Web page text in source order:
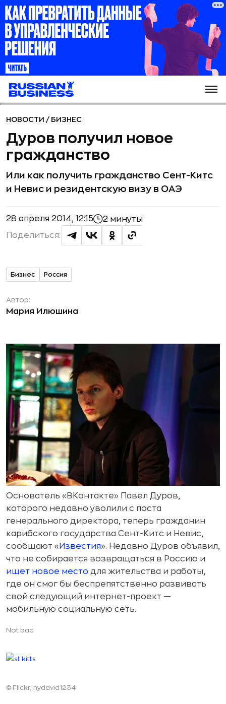
НОВОСТИ / БИЗНЕС
Дуров получил новое
гражданство
Или как получить гражданство Сент-Китс
и Невис и резидентскую визу в ОАЭ
28 апреля 2014, 12:15 2 минуты
Поделиться:
Бизнес Россия
Автор:
Мария Илюшина
Основатель «ВКонтакте» Павел Дуров,
которого недавно уволили с поста
генерального директора, теперь гражданин
карибского государства Сент-Китс и Невис,
сообщают « Известия». Недавно Дуров объявил,
что не собирается возвращаться в Россию и
ищет новое место для жительства и работы,
где он смог бы беспрепятственно развивать
свой следующий интернет-проект —
мобильную социальную сеть.
Not bad
© Flickr, nydavid1234